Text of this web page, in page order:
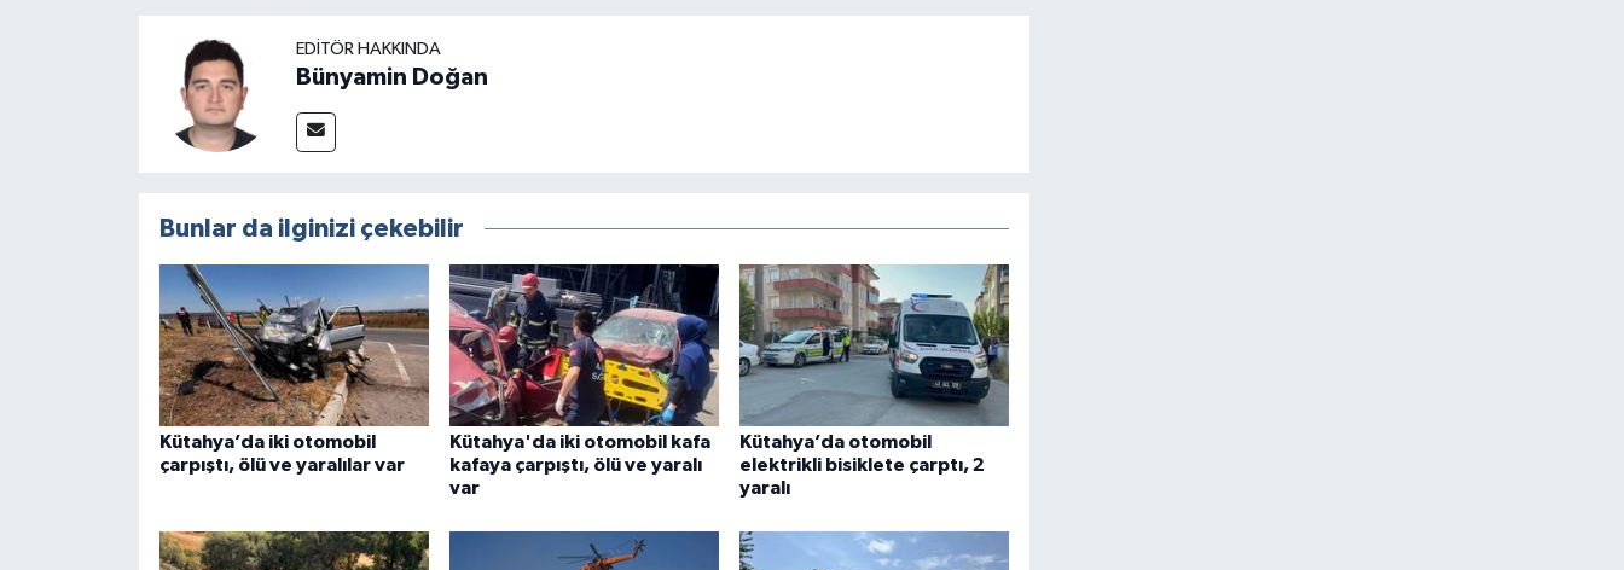
EDITÖR HAKKINDA
Bünyamin Doğan
Bunlar da ilginizi çekebilir
Kütahya’da iki otomobil
çarpıştı, ölü ve yaralılar var
Kütahya'da iki otomobil kafa
kafaya çarpıştı, ölü ve yaralı
var
Kütahya’da otomobil
elektrikli bisiklete çarptı, 2
yaralı